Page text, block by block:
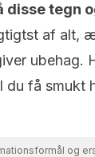
tegn
af alt,
ubehag.
du få smukt
og